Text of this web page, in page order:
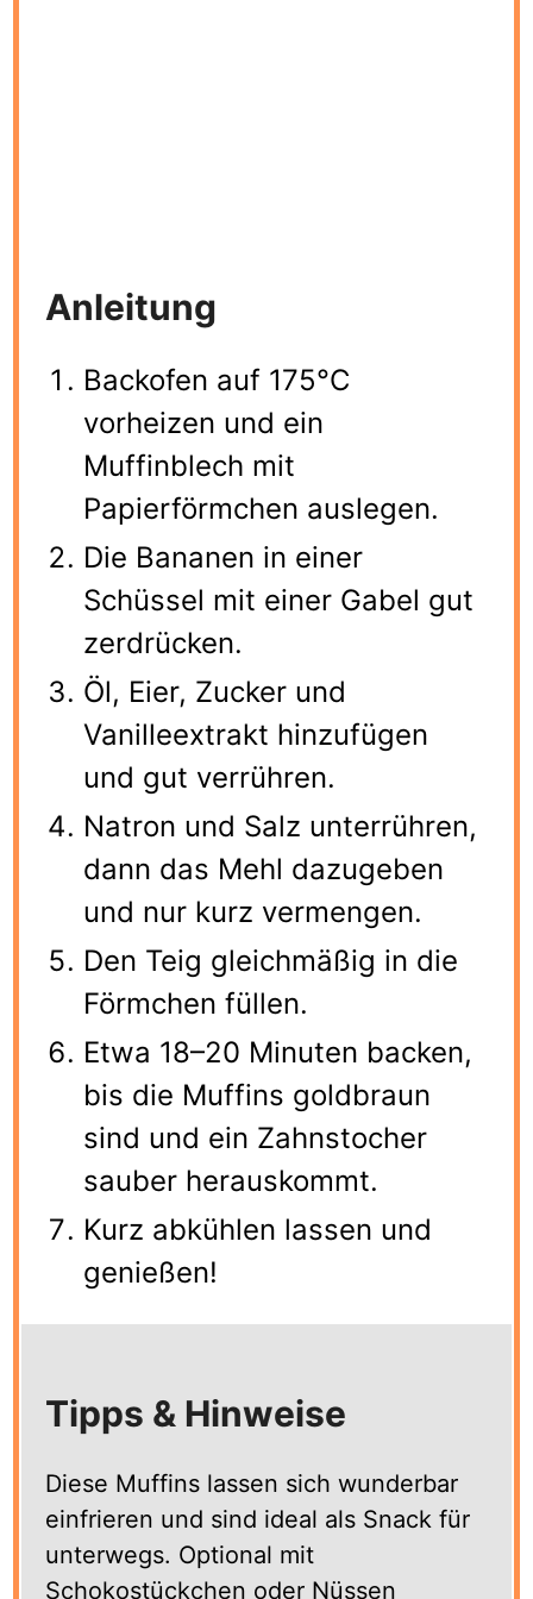
Anleitung
Backofen auf 175°C
vorheizen und ein
Muffinblech mit
Papierförmchen auslegen.
Die Bananen in einer
Schüssel mit einer Gabel gut
zerdrücken.
Öl, Eier, Zucker und
Vanilleextrakt hinzufügen
und gut verrühren.
Natron und Salz unterrühren,
dann das Mehl dazugeben
und nur kurz vermengen.
Den Teig gleichmäßig in die
Förmchen füllen.
Etwa 18–20 Minuten backen,
bis die Muffins goldbraun
sind und ein Zahnstocher
sauber herauskommt.
Kurz abkühlen lassen und
genießen!
Tipps & Hinweise
Diese Muffins lassen sich wunderbar
einfrieren und sind ideal als Snack für
unterwegs. Optional mit
Schokostückchen oder Nüssen